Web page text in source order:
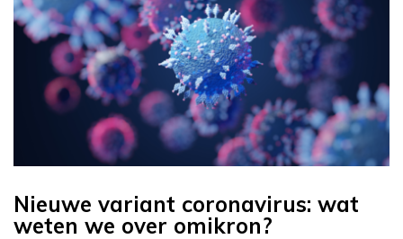
Nieuwe variant coronavirus: wat
weten we over omikron?